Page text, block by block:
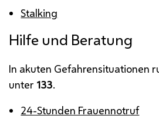
Stalking
Hilfe und Beratung
In akuten Gefahrensituationen
unter 133.
24-Stunden Frauennotruf